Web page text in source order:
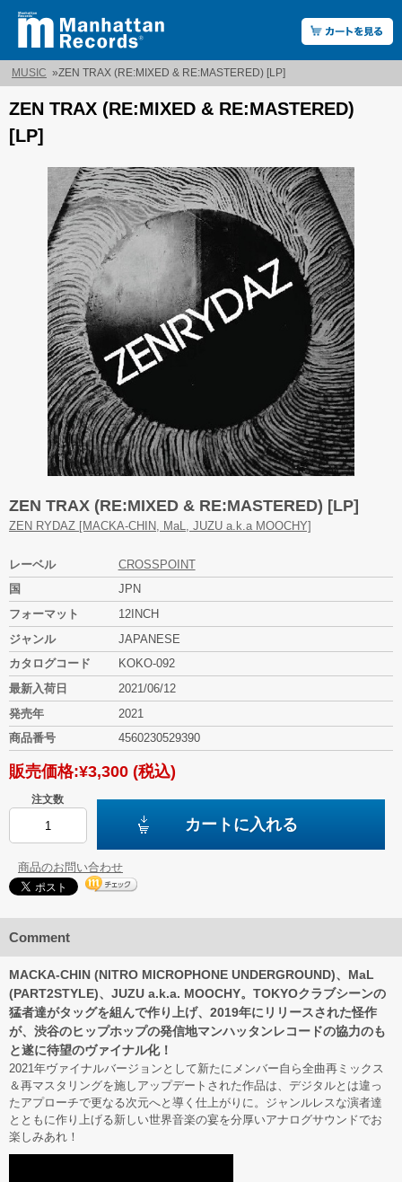
MUSIC »ZEN TRAX (RE:MIXED & RE:MASTERED) [LP]
ZEN TRAX (RE:MIXED & RE:MASTERED)
[LP]
ZEN TRAX (RE:MIXED & RE:MASTERED) [LP]
ZEN RYDAZ [MACKA-CHIN, MaL, JUZU a.k.a MOOCHY]
レーベル
CROSSPOINT
国
JPN
フォーマット
12INCH
ジャンル
JAPANESE
カタログコード
KOKO-092
最新入荷日
2021/06/12
発売年
2021
商品番号
4560230529390
販売価格:¥3,300 (税込)
注文数
カートに入れる
商品のお問い合わせ
Comment
MACKA-CHIN (NITRO MICROPHONE UNDERGROUND)、MaL
(PART2STYLE)、JUZU a.k.a. MOOCHY。TOKYOクラブシーンの
猛者達がタッグを組んで作り上げ、2019年にリリースされた怪作
が、渋谷のヒップホップの発信地マンハッタンレコードの協力のも
と遂に待望のヴァイナル化！
2021年ヴァイナルバージョンとして新たにメンバー自ら全曲再ミックス
＆再マスタリングを施しアップデートされた作品は、デジタルとは違っ
たアプローチで更なる次元へと導く仕上がりに。ジャンルレスな演者達
とともに作り上げる新しい世界音楽の宴を分厚いアナログサウンドでお
楽しみあれ！